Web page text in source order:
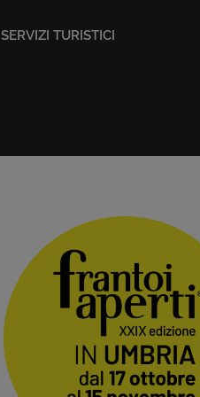
SERVIZI TURISTICI